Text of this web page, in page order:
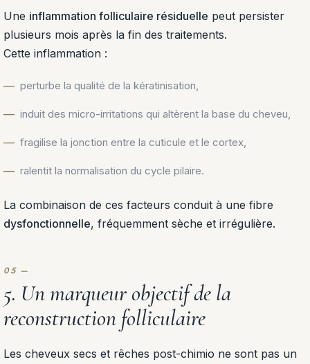
Une inflammation folliculaire résiduelle peut persister
plusieurs mois après la fin des traitements.
Cette inflammation :
perturbe la qualité de la kératinisation,
induit des micro-irritations qui altèrent la base du cheveu,
fragilise la jonction entre la cuticule et le cortex,
ralentit la normalisation du cycle pilaire.
La combinaison de ces facteurs conduit à une fibre
dysfonctionnelle, fréquemment sèche et irrégulière.
5. Un marqueur objectif de la
reconstruction folliculaire
Les cheveux secs et rêches post-chimio ne sont pas un